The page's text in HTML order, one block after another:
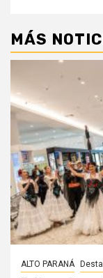
MÁS
ALTO PARANÁ